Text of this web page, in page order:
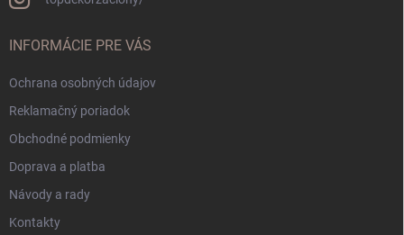
INFORMÁCIE PRE VÁS
Ochrana osobných údajov
Reklamačný poriadok
Obchodné podmienky
Doprava a platba
Návody a rady
Kontakty